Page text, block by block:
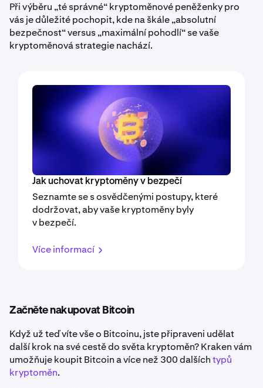
Při výběru „té správné“ kryptoměnové peněženky pro
vás je důležité pochopit, kde na škále „absolutní
bezpečnost“ versus „maximální pohodlí“ se vaše
kryptoměnová strategie nachází.
Jak uchovat kryptoměny v bezpečí
Seznamte se s osvědčenými postupy, které
dodržovat, aby vaše kryptoměny byly
v bezpečí.
Více informací
Začněte nakupovat Bitcoin
Když už teď víte vše o Bitcoinu, jste připraveni udělat
další krok na své cestě do světa kryptoměn? Kraken vám
umožňuje koupit Bitcoin a více než 300 dalšíchtypů
kryptoměn.